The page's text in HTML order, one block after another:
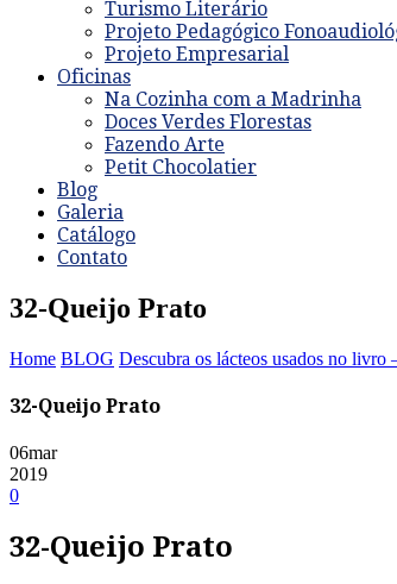
Turismo Literário
Projeto Pedagógico
Projeto Empresarial
Oficinas
Na Cozinha com a Madrinha
Doces Verdes Florestas
Fazendo Arte
Petit Chocolatier
Blog
Galeria
Catálogo
Contato
32-Queijo Prato
Home BLOG Descubra os lácteos usados no livro
32-Queijo Prato
06mar
2019
0
32-Queijo Prato